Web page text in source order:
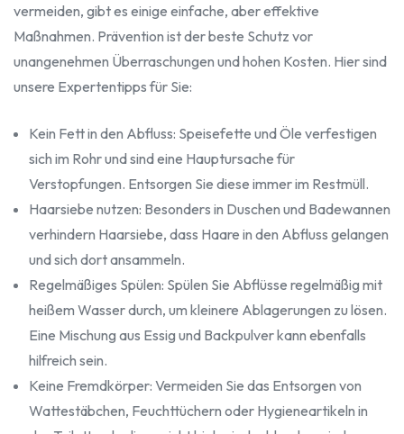
vermeiden, gibt es einige einfache, aber effektive
Maßnahmen. Prävention ist der beste Schutz vor
unangenehmen Überraschungen und hohen Kosten. Hier sind
unsere Expertentipps für Sie:
Kein Fett in den Abfluss: Speisefette und Öle verfestigen
sich im Rohr und sind eine Hauptursache für
Verstopfungen. Entsorgen Sie diese immer im Restmüll.
Haarsiebe nutzen: Besonders in Duschen und Badewannen
verhindern Haarsiebe, dass Haare in den Abfluss gelangen
und sich dort ansammeln.
Regelmäßiges Spülen: Spülen Sie Abflüsse regelmäßig mit
heißem Wasser durch, um kleinere Ablagerungen zu lösen.
Eine Mischung aus Essig und Backpulver kann ebenfalls
hilfreich sein.
Keine Fremdkörper: Vermeiden Sie das Entsorgen von
Wattestäbchen, Feuchttüchern oder Hygieneartikeln in